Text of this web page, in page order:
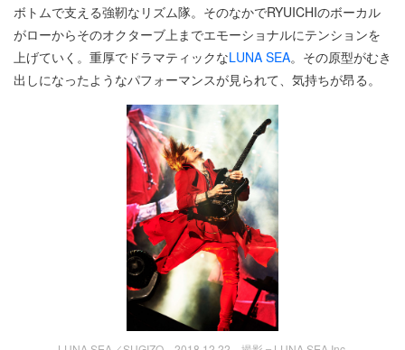
ボトムで支える強靭なリズム隊。そのなかでRYUICHIのボーカル
がローからそのオクターブ上までエモーショナルにテンションを
上げていく。重厚でドラマティックなLUNA SEA。その原型がむき
出しになったようなパフォーマンスが見られて、気持ちが昂る。